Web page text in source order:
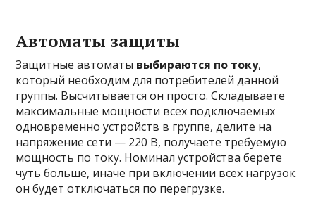
Автоматы защиты
Защитные автоматы выбираются по току,
который необходим для потребителей данной
группы. Высчитывается он просто. Складываете
максимальные мощности всех подключаемых
одновременно устройств в группе, делите на
напряжение сети — 220 В, получаете требуемую
мощность по току. Номинал устройства берете
чуть больше, иначе при включении всех нагрузок
он будет отключаться по перегрузке.